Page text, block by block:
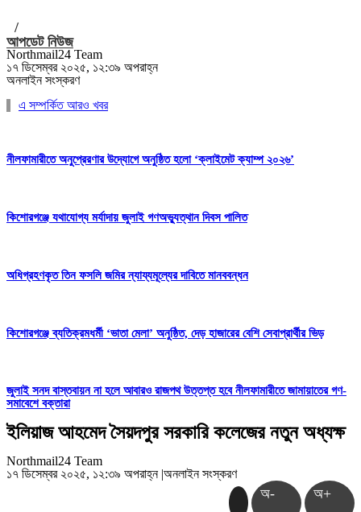
/
আপডেট নিউজ
Northmail24 Team
১৭ ডিসেম্বর ২০২৫, ১২:৩৯ অপরাহ্ন
অনলাইন সংস্করণ
এ সম্পর্কিত আরও খবর
নীলফামারীতে অনুপ্রেরণার উদ্যোগে অনুষ্ঠিত হলো ‘ক্লাইমেট ক্যাম্প ২০২৬’
কিশোরগঞ্জে যথাযোগ্য মর্যাদায় জুলাই গণঅভ্যুত্থান দিবস পালিত
অধিগ্রহণকৃত তিন ফসলি জমির ন্যায্যমূল্যের দাবিতে মানববন্ধন
কিশোরগঞ্জে ব্যতিক্রমধর্মী ‘ভাতা মেলা’ অনুষ্ঠিত, দেড় হাজারের বেশি সেবাপ্রার্থীর ভিড়
জুলাই সনদ বাস্তবায়ন না হলে আবারও রাজপথ উত্তপ্ত হবে নীলফামারীতে জামায়াতের গণ-
সমাবেশে বক্তারা
ইলিয়াজ আহমেদ সৈয়দপুর সরকারি কলেজের নতুন অধ্যক্ষ
Northmail24 Team
১৭ ডিসেম্বর ২০২৫, ১২:৩৯ অপরাহ্ন |অনলাইন সংস্করণ
অ- অ+